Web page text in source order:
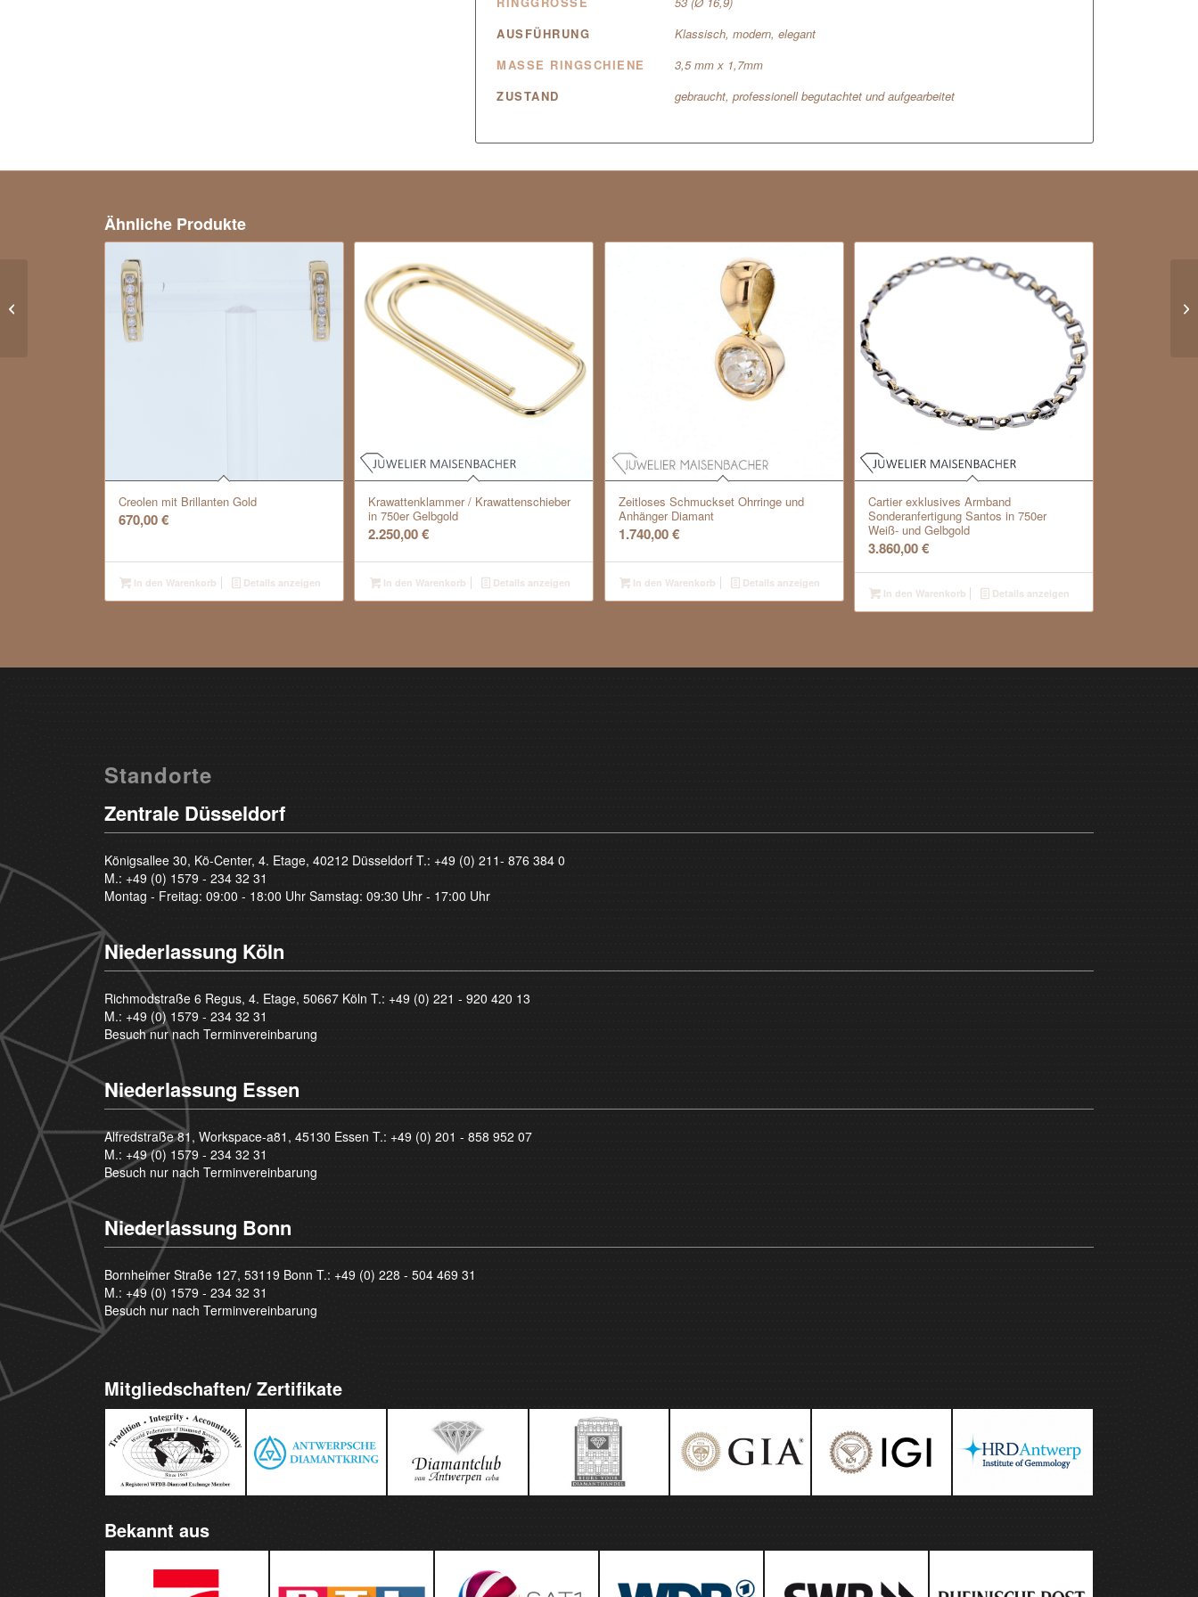
AUSFÜHRUNG
Klassisch, modern, elegant
MASSE RINGSCHIENE
3,5 mm x 1,7mm
ZUSTAND
gebraucht, professionell begutachtet und aufgearbeitet
Ähnliche Produkte
Creolen mit Brillanten Gold
670,00€
In den Warenkorb Details anzeigen
Krawattenklammer / Krawattenschieber
in 750er Gelbgold
2.250,00€
In den Warenkorb Details anzeigen
Zeitloses Schmuckset Ohrringe und
Anhänger Diamant
1.740,00€
In den Warenkorb Details anzeigen
Cartier exklusives Armband
Sonderanfertigung Santos in 750er
Weiß- und Gelbgold
3.860,00€
In den Warenkorb Details anzeigen
Standorte
Zentrale Düsseldorf
Königsallee 30, Kö-Center, 4. Etage, 40212 Düsseldorf T.: +49 (0) 211- 876 384 0
M.: +49 (0) 1579 - 234 32 31
Montag - Freitag: 09:00 - 18:00 Uhr Samstag: 09:30 Uhr - 17:00 Uhr
Niederlassung Köln
Richmodstraße 6 Regus, 4. Etage, 50667 Köln T.: +49 (0) 221 - 920 420 13
M.: +49 (0) 1579 - 234 32 31
Besuch nur nach Terminvereinbarung
Niederlassung Essen
Alfredstraße 81, Workspace-a81, 45130 Essen T.: +49 (0) 201 - 858 952 07
M.: +49 (0) 1579 - 234 32 31
Besuch nur nach Terminvereinbarung
Niederlassung Bonn
Bornheimer Straße 127, 53119 Bonn T.: +49 (0) 228 - 504 469 31
M.: +49 (0) 1579 - 234 32 31
Besuch nur nach Terminvereinbarung
Mitgliedschaften/ Zertifikate
Bekannt aus
Südseeperle Ring mit
Brillanten in 750er